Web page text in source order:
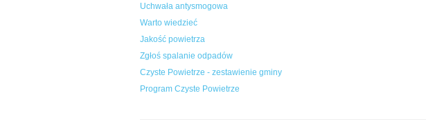
Uchwała antysmogowa
Warto wiedzieć
Jakość powietrza
Zgłoś spalanie odpadów
Czyste Powietrze - zestawienie gminy
Program Czyste Powietrze